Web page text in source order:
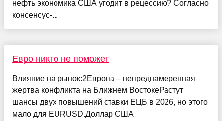
нефть экономика США угодит в рецессию? Согласно
консенсус-...
Евро никто не поможет
Влияние на рынок:2Европа – непреднамеренная
жертва конфликта на Ближнем ВостокеРастут
шансы двух повышений ставки ЕЦБ в 2026, но этого
мало для EURUSD.Доллар США